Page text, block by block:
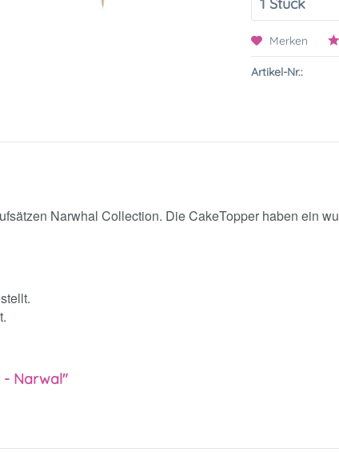
Merken
Artikel-Nr.:
Narwhal Collection. Die CakeTopper haben ein
- Narwal"